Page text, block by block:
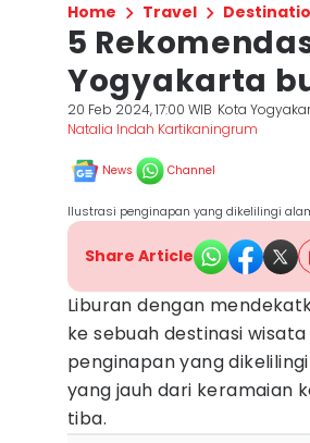
Home Travel
5
Yogyakarta
20 Feb 2024, 17:00 WIB Kota
Natalia Indah Kartikaningrum
News Channel
Ilustrasi penginapan yang dikelilingi
Share Article
Liburan dengan
ke sebuah destinasi wisata
penginapan yang
yang jauh dari keramaian
tiba.